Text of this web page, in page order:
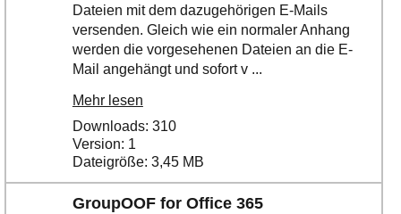
Dateien mit dem dazugehörigen E-Mails
versenden. Gleich wie ein normaler Anhang
werden die vorgesehenen Dateien an die E-
Mail angehängt und sofort v ...
Mehr lesen
Downloads: 310
Version: 1
Dateigröße: 3,45 MB
GroupOOF for Office 365